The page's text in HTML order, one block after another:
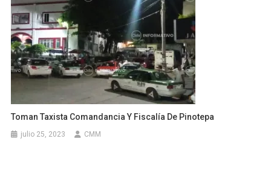
Toman Taxista Comandancia Y Fiscalía De Pinotepa
julio 25, 2023 CMM